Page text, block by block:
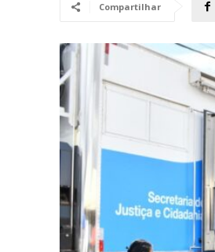
Compartilhar